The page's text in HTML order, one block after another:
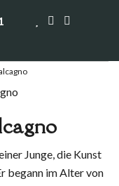
Junge, die Kunst
begann im Alter von